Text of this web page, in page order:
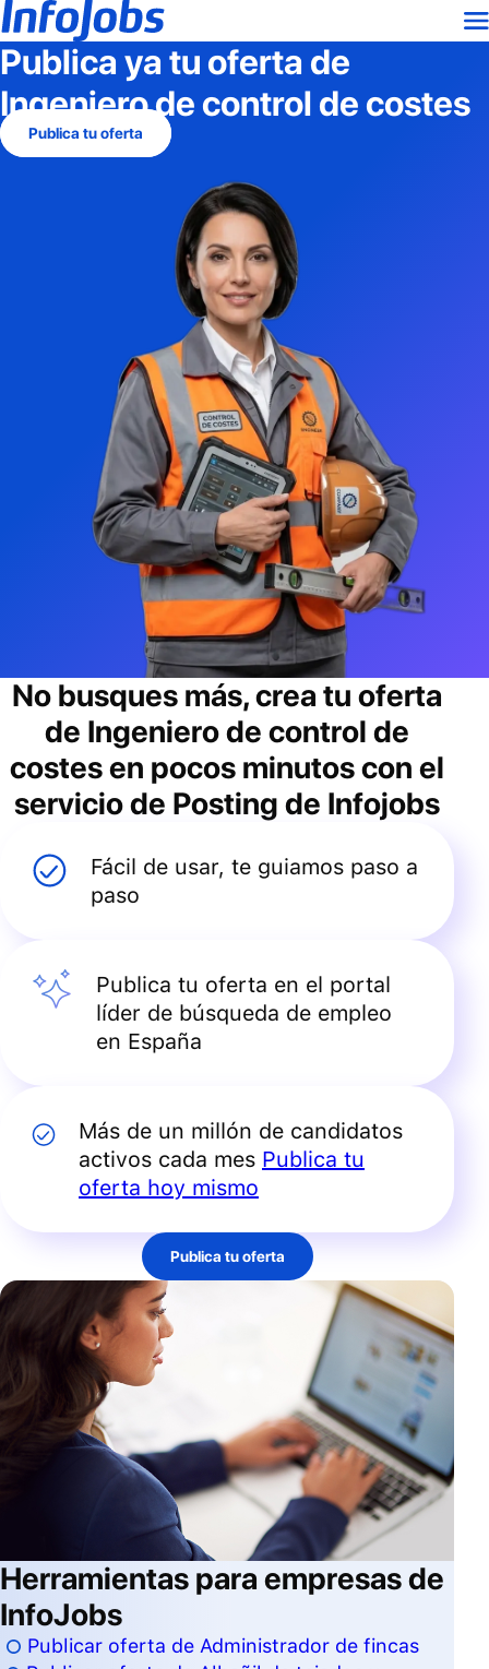
Publica ya tu oferta de
Ingeniero de control de costes
Publica tu oferta
No busques más, crea tu oferta
de Ingeniero de control de
costesen pocos minutos con el
servicio de Posting de Infojobs
Fácil de usar, te guiamos paso a
paso
Publica tu oferta en el portal
líder de búsqueda de empleo
en España
Más de un millón de candidatos
activos cada mes Publica tu
oferta hoy mismo
Publica tu oferta
Herramientas para empresas de
InfoJobs
Publicar oferta de Administrador de fincas